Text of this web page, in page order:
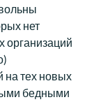
нет
организаций
на тех новых
бедными